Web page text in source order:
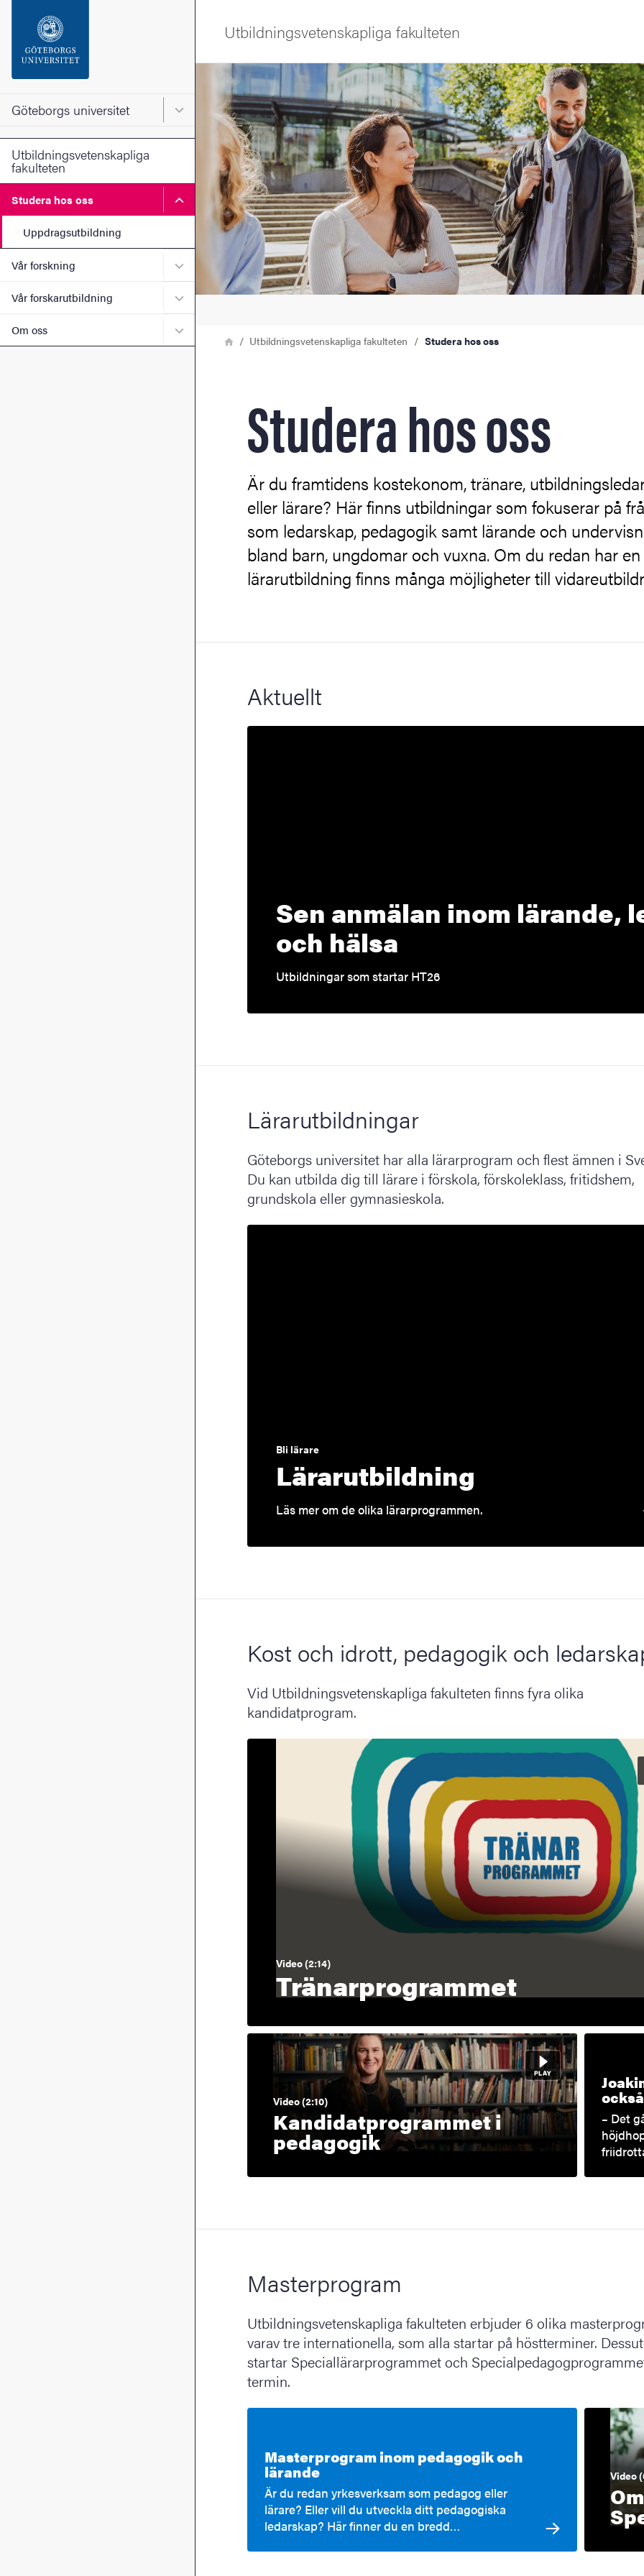
Sidfoten
Om webbplatsen
Göteborgs universitet Huvudmeny för Göteborgs universitet
Utbildningsvetenskapliga
fakulteten
Studera hos oss Undermeny för Studera hos oss
Uppdragsutbildning
Vår forskning Undermeny för Vår forskning
Vår forskarutbildning Undermeny för Vår forskarutbildning
Om oss Undermeny för Om oss
Utbildningsvetenskapliga fakulteten
Bild
LänkstigHemUtbildningsvetenskapliga fakulteten Studera hos oss
Studera hos oss
Är du framtidens kostekonom, tränare,
eller lärare? Här finns utbildningar som fokuserar på
som ledarskap, pedagogik samt lärande och
bland barn, ungdomar och vuxna. Om du redan har en
lärarutbildning finns många möjligheter till
Aktuellt
Sen anmälan inom lärande,
och hälsa
Utbildningar som startar HT26
Lärarutbildningar
Göteborgs universitet har alla lärarprogram och flest ämnen i
Du kan utbilda dig till lärare i förskola, förskoleklass, fritidshem,
grundskola eller gymnasieskola.
Bli lärare
Lärarutbildning
Läs mer om de olika lärarprogrammen.
Kost och idrott, pedagogik och
Vid Utbildningsvetenskapliga fakulteten finns fyra olika
kandidatprogram.
Video (2:14)
Tränarprogrammet
Video (2:10)
Kandidatprogrammet i
pedagogik
– Det
Masterprogram
Utbildningsvetenskapliga fakulteten erbjuder 6 olika
varav tre internationella, som alla startar på höstterminer.
startar Speciallärarprogrammet och
termin.
Masterprogram inom pedagogik och
lärande
Är du redan yrkesverksam som pedagog eller
lärare? Eller vill du utveckla ditt pedagogiska
ledarskap? Här finner du en bredd…
Video
Om